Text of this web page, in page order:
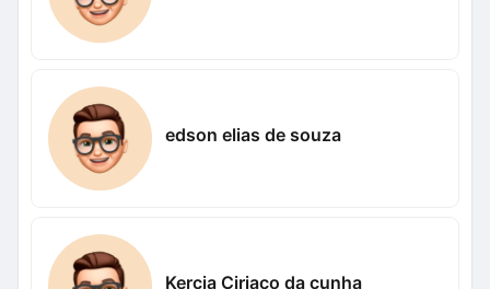
edson elias de souza
Kercia Ciriaco da cunha